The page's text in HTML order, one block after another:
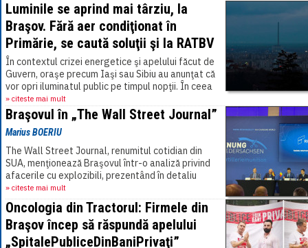
Luminile se aprind mai târziu, la
Braşov. Fără aer condiţionat în
Primărie, se caută soluţii şi la RATBV
În contextul crizei energetice şi apelului făcut de
Guvern, oraşe precum Iaşi sau Sibiu au anunţat că
vor opri iluminatul public pe timpul nopţii. În ceea
ce priveşte municipiul Braşov,[...]
» citeste mai mult
Braşovul în „The Wall Street Journal”
Marius BOERIU
The Wall Street Journal, renumitul cotidian din
SUA, menţionează Braşovul într-o analiză privind
afacerile cu explozibili, prezentând în detaliu
înţelegerea NATO-România-Germania,[...]
» citeste mai mult
Oncologia din Tractorul: Firmele din
Braşov încep să răspundă apelului
„SpitalePubliceDinBaniPrivaţi”